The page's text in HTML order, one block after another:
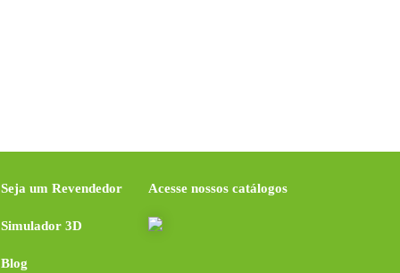
Seja um Revendedor
Simulador 3D
Blog
Acesse nossos catálogos